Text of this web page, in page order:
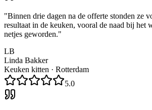
"Binnen drie dagen na de offerte stonden ze
resultaat in de keuken, vooral de naad bij het
netjes geworden."
LB
Linda Bakker
Keuken kitten · Rotterdam
5.0